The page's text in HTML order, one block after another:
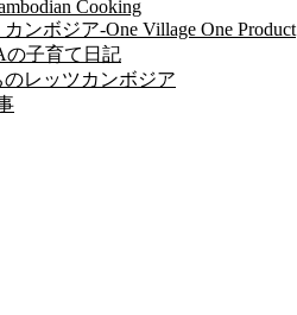
Cooking
ンボジア-One Village One Product
の子育て日記
レッツカンボジア